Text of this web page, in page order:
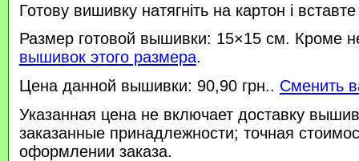
Готову вишивку натягніть на картон і
Размер готовой вышивки: 15×15 см. Кроме
вышивок этого размера.
Цена данной вышивки: 90,90 грн.. Сменить
Указанная цена не включает доставку
заказанные принадлежности; точная
оформлении заказа.